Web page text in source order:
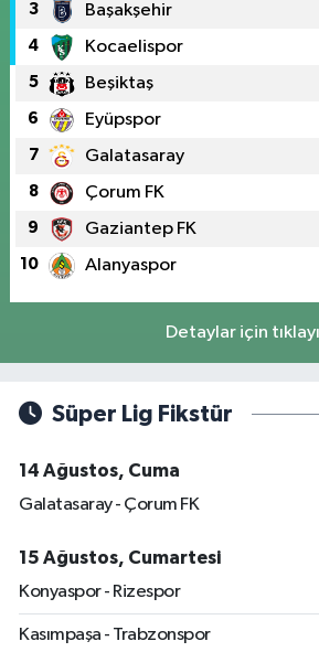
3 Başakşehir
4 Kocaelispor
5 Beşiktaş
6 Eyüpspor
7 Galatasaray
8 Çorum FK
9 Gaziantep FK
10 Alanyaspor
Detaylar için
Süper Lig Fikstür
14 Ağustos, Cuma
Galatasaray - Çorum FK
15 Ağustos, Cumartesi
Konyaspor - Rizespor
Kasımpaşa - Trabzonspor